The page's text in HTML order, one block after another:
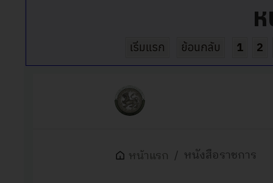
เริ่มแรก ย้อนกลับ 1 2